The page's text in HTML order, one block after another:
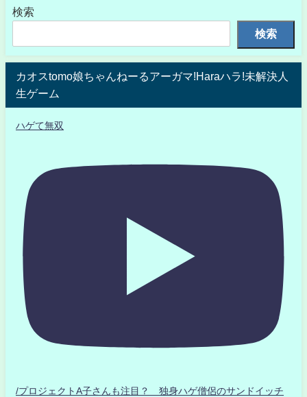
検索
検索
カオスtomo娘ちゃんねーるアーガマ!Haraハラ!未解決人
生ゲーム
ハゲて無双
/プロジェクトA子さんも注目？ 独身ハゲ僧侶のサンドイッチ